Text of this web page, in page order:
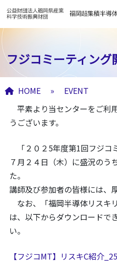
フジコミーティング
HOME »
EVENT
平素より当センターをご利
うございます。
「２０２5年度第1回フジコ
７月２４日（木）に盛況のう
た。
講師及び参加者の皆様には、
なお、「福岡半導体リスキ
は、以下からダウンロードで
い。
【フジコMT】リスキC紹介